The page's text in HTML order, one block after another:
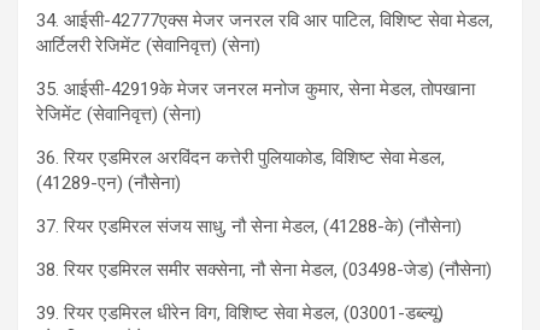
34. आईसी-42777एक्स मेजर जनरल रवि आर पाटिल, विशिष्ट सेवा मेडल,
आर्टिलरी रेजिमेंट (सेवानिवृत्त) (सेना)
35. आईसी-42919के मेजर जनरल मनोज कुमार, सेना मेडल, तोपखाना
रेजिमेंट (सेवानिवृत्त) (सेना)
36. रियर एडमिरल अरविंदन कत्तेरी पुलियाकोड, विशिष्ट सेवा मेडल,
(41289-एन) (नौसेना)
37. रियर एडमिरल संजय साधु, नौ सेना मेडल, (41288-के) (नौसेना)
38. रियर एडमिरल समीर सक्सेना, नौ सेना मेडल, (03498-जेड) (नौसेना)
39. रियर एडमिरल धीरेन विग, विशिष्ट सेवा मेडल, (03001-डब्ल्यू)